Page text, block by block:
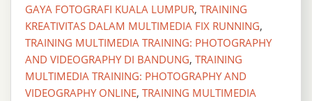
GAYA FOTOGRAFI KUALA LUMPUR, TRAINING
KREATIVITAS DALAM MULTIMEDIA FIX RUNNING,
TRAINING MULTIMEDIA TRAINING: PHOTOGRAPHY
AND VIDEOGRAPHY DI BANDUNG, TRAINING
MULTIMEDIA TRAINING: PHOTOGRAPHY AND
VIDEOGRAPHY ONLINE, TRAINING MULTIMEDIA